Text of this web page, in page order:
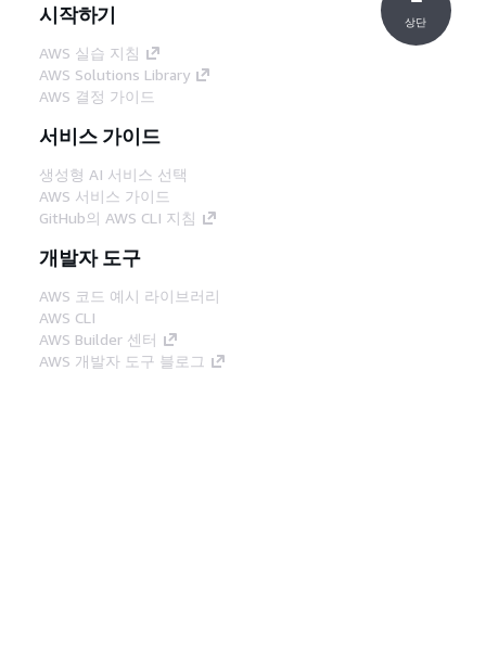
시작하기
AWS 실습 지침
AWS Solutions Library
AWS 결정 가이드
서비스 가이드
생성형 AI 서비스 선택
AWS 서비스 가이드
GitHub의 AWS CLI 지침
개발자 도구
AWS 코드 예시 라이브러리
AWS CLI
AWS Builder 센터
AWS 개발자 도구 블로그
상단